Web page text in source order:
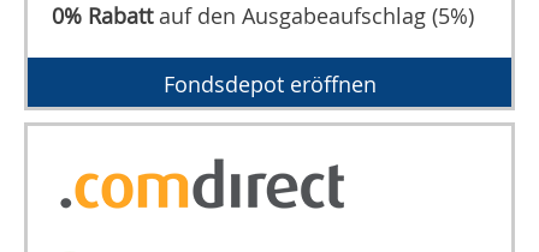
0% Rabattauf den Ausgabeaufschlag (5%)
Fondsdepot eröffnen